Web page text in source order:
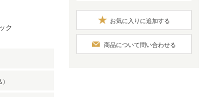
ク
お気に入りに追加する
商品について問い合わせる